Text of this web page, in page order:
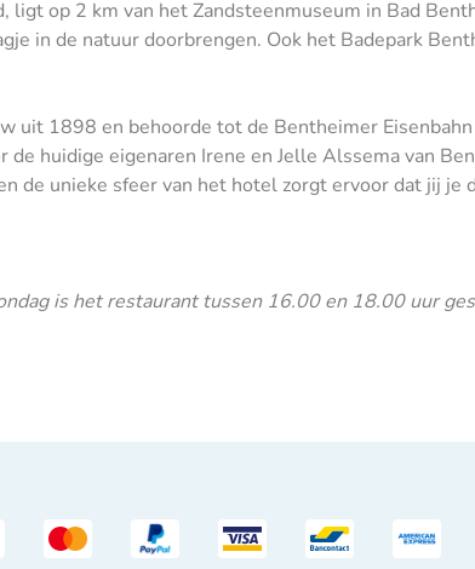
op 2 km van het Zandsteenmuseum in Bad
in de natuur doorbrengen. Ook het Badepark
uit 1898 en behoorde tot de Bentheimer
huidige eigenaren Irene en Jelle Alssema van
de unieke sfeer van het hotel zorgt ervoor dat jij je
is het restaurant tussen 16.00 en 18.00 uur